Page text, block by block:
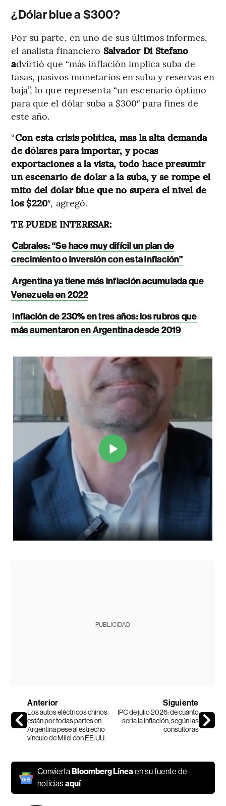
¿Dólar blue a $300?
Por su parte, en uno de sus últimos informes,
el analista financiero Salvador Di Stefano
advirtió que “más inflación implica suba de
tasas, pasivos monetarios en suba y reservas en
baja”, lo que representa “un escenario óptimo
para que el dólar suba a $300″ para fines de
este año.
“Con esta crisis política, más la alta demanda
de dólares para importar, y pocas
exportaciones a la vista, todo hace presumir
un escenario de dólar a la suba, y se rompe el
mito del dólar blue que no supera el nivel de
los $220″, agregó.
TE PUEDE INTERESAR:
Cabrales: “Se hace muy difícil un plan de
crecimiento o inversión con esta inflación”
Argentina ya tiene más inflación acumulada que
Venezuela en 2022
Inflación de 230% en tres años: los rubros que
más aumentaron en Argentina desde 2019
PUBLICIDAD
Anterior
Los autos eléctricos chinos
están por todas partes en
Argentina pese al estrecho
vínculo de Milei con EE.UU.
Siguiente
IPC de julio 2026: de cuánto
sería la inflación, según las
consultoras
ConviertaBloomberg Líneaen su fuente de
noticiasaquí